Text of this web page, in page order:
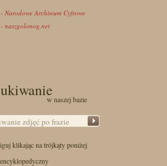
Narodowe Archiwum Cyfrowe
naszgolonog.net
w naszej bazie
klikając na trójkąty poniżej